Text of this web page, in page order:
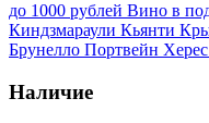
до 1000 рублей Вино в
Киндзмараули Кьянти
Брунелло Портвейн Херес
Наличие